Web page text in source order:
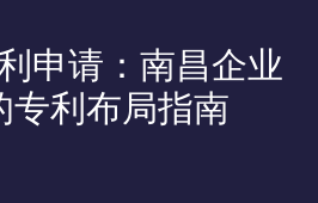
申请：南昌企业
专利布局指南